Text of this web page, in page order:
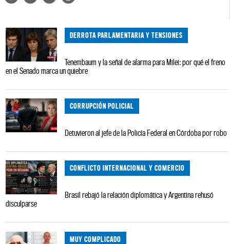
DERROTA PARLAMENTARIA Y TENSIONES
Tenembaum y la señal de alarma para Milei: por qué el freno
en el Senado marca un quiebre
CORRUPCIÓN POLICIAL
Detuvieron al jefe de la Policía Federal en Córdoba por robo
CONFLICTO INTERNACIONAL Y COMERCIO
Brasil rebajó la relación diplomática y Argentina rehusó
disculparse
MUY COMPLICADO